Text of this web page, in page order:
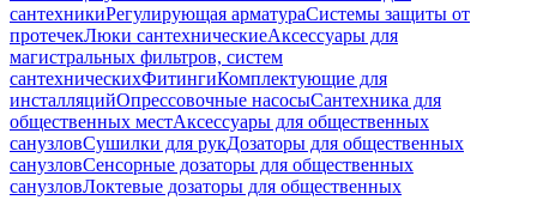
сантехникиРегулирующая арматураСистемы защиты от
протечекЛюки сантехническиеАксессуары для
магистральных фильтров, систем
сантехническихФитингиКомплектующие для
инсталляцийОпрессовочные насосыСантехника для
общественных местАксессуары для общественных
санузловСушилки для рукДозаторы для общественных
санузловСенсорные дозаторы для общественных
санузловЛоктевые дозаторы для общественных